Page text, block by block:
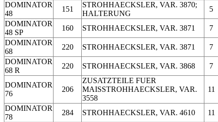
DOMINATOR
48
151
STROHHAECKSLER, VAR. 3870;
HALTERUNG
5
DOMINATOR
48 SP
160 STROHHAECKSLER, VAR. 3871
7
DOMINATOR
68
220 STROHHAECKSLER, VAR. 3871
7
DOMINATOR
68 R
220 STROHHAECKSLER, VAR. 3868 7
DOMINATOR
76
206
ZUSATZTEILE FUER
MAISSTROHHAECKSLER, VAR.
3558
11
DOMINATOR
78
284 STROHHAECKSLER, VAR. 4610 11